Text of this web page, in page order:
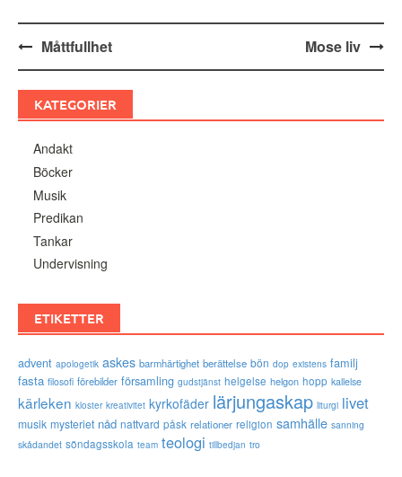
Inläggsnavigering
Måttfullhet Mose liv
KATEGORIER
Andakt
Böcker
Musik
Predikan
Tankar
Undervisning
ETIKETTER
advent apologetik askes barmhärtighet berättelse bön dop existens familj
fasta filosofi förebilder församling gudstjänst helgelse helgon hopp kallelse
kärleken kloster kreativitet kyrkofäder lärjungaskap liturgi livet
musik mysteriet nåd nattvard påsk relationer religion samhälle sanning
skådandet söndagsskola team teologi tillbedjan tro